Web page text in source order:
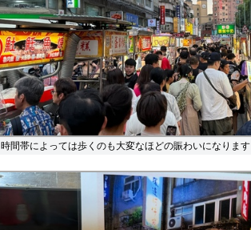
時間帯によっては歩くのも大変なほどの賑わいになります